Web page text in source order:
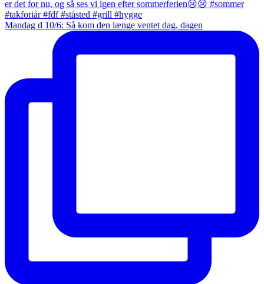
Mandag d 10/6: Så kom den længe ventet dag, dagen